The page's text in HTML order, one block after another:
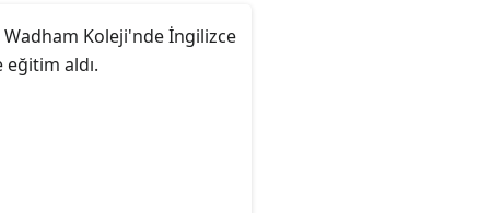
Koleji'nde İngilizce
aldı.